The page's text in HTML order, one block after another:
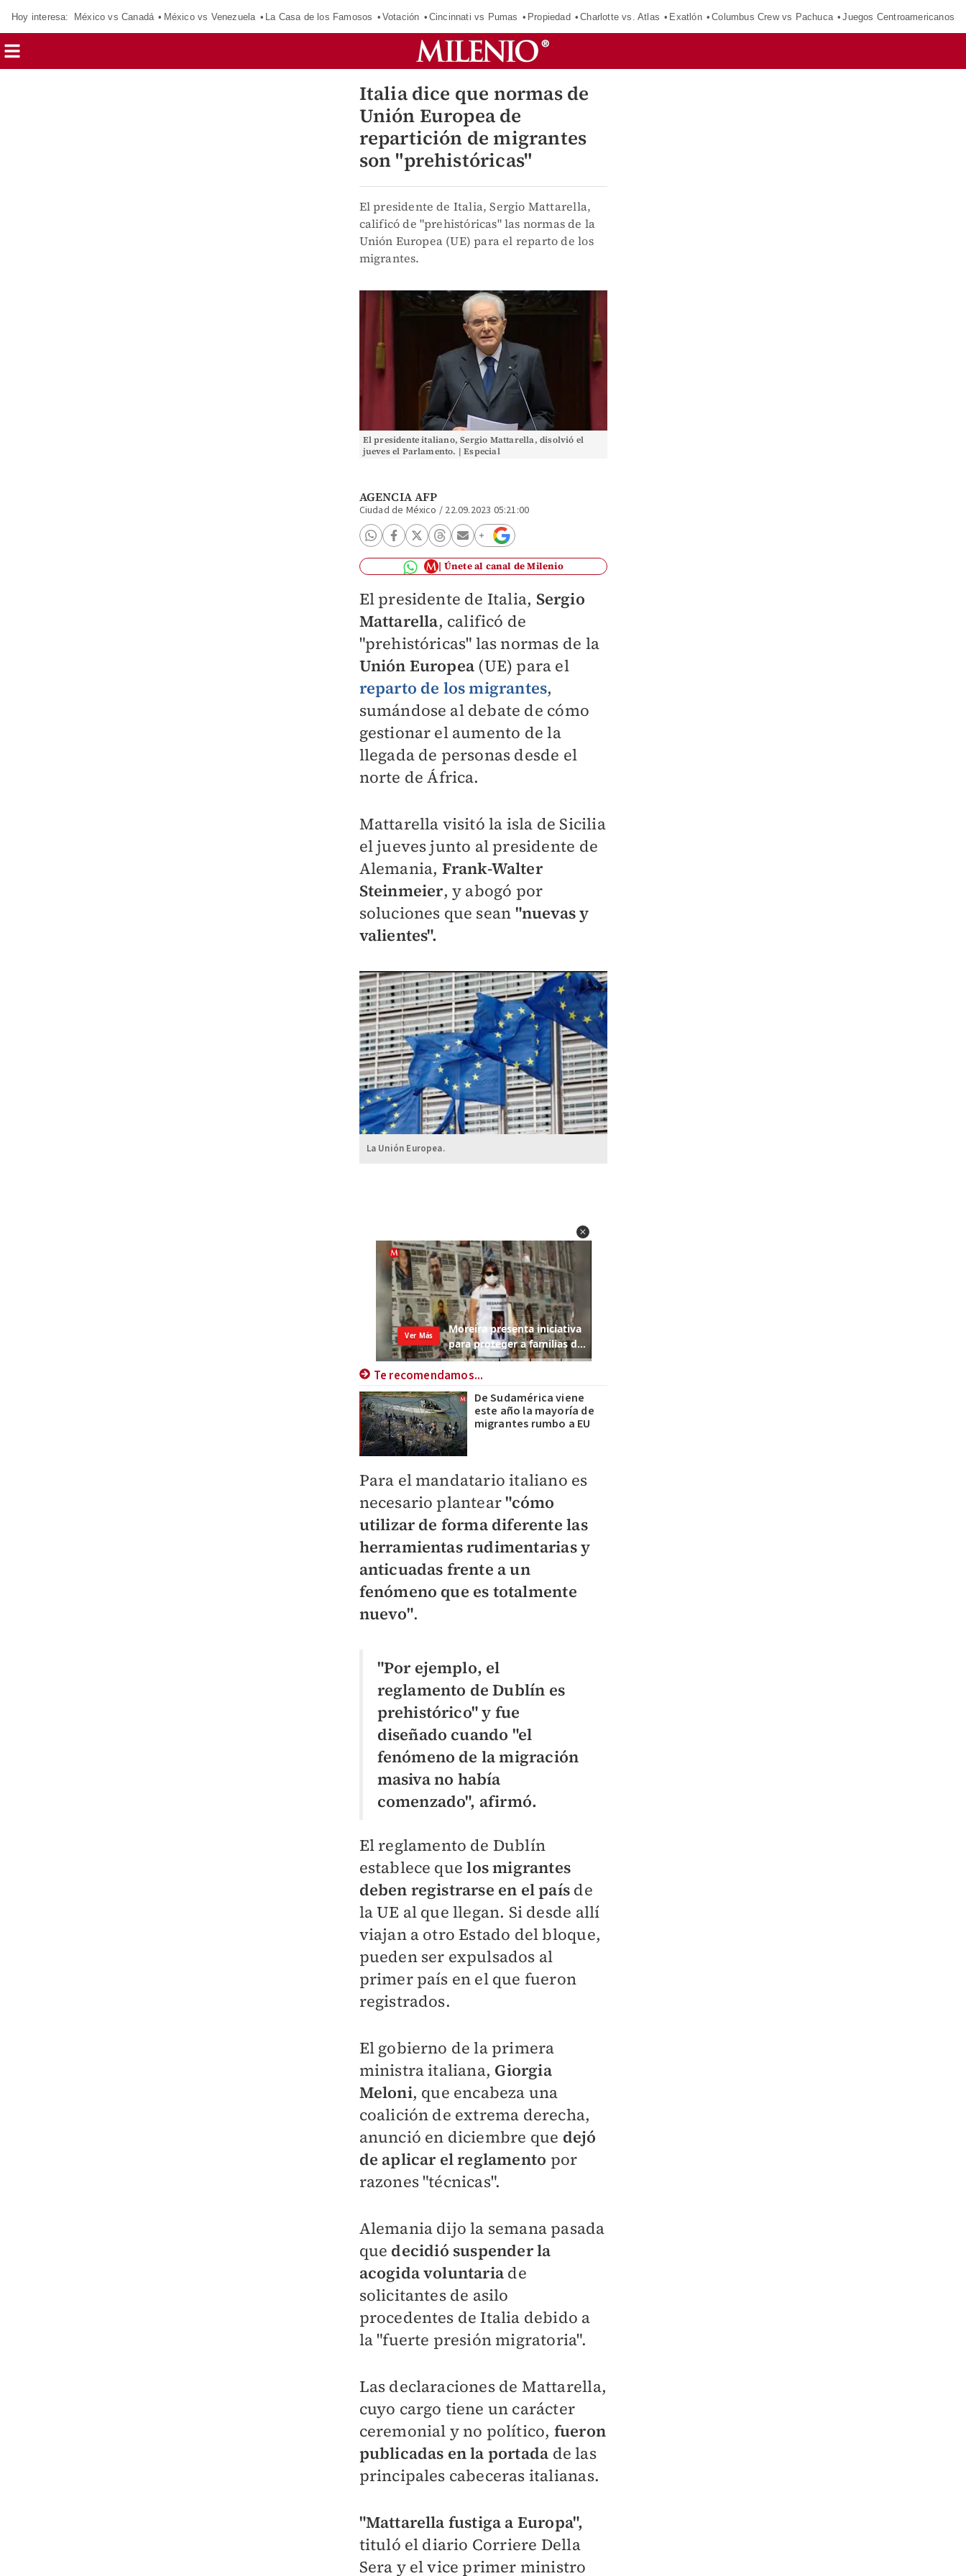
Hoy interesa: México vs Canadá México vs Venezuela La Casa de los Famosos Votación Cincinnati vs Pumas Propiedad Charlotte vs. Atlas Exatlón Columbus Crew vs Pachuca Juegos Centroamericanos
Italia dice que normas de
Unión Europea de
repartición de migrantes
son "prehistóricas"
El presidente de Italia, Sergio Mattarella,
calificó de "prehistóricas" las normas de la
Unión Europea (UE) para el reparto de los
migrantes.
El presidente italiano, Sergio Mattarella, disolvió el
jueves el Parlamento. | Especial
AGENCIA AFP
Ciudad de México / 22.09.2023 05:21:00
Únete al canal de Milenio
El presidente de Italia, Sergio
Mattarella, calificó de
"prehistóricas" las normas de la
Unión Europea (UE) para el
reparto de los migrantes,
sumándose al debate de cómo
gestionar el aumento de la
llegada de personas desde el
norte de África.
Mattarella visitó la isla de Sicilia
el jueves junto al presidente de
Alemania, Frank-Walter
Steinmeier, y abogó por
soluciones que sean "nuevas y
valientes".
La Unión Europea.
Te recomendamos...
De Sudamérica viene
este año la mayoría de
migrantes rumbo a EU
Para el mandatario italiano es
necesario plantear"cómo
utilizar de forma diferente las
herramientas rudimentarias y
anticuadas frente a un
fenómeno que es totalmente
nuevo".
"Por ejemplo, el
reglamento de Dublín es
prehistórico" y fue
diseñado cuando "el
fenómeno de la migración
masiva no había
comenzado", afirmó.
El reglamento de Dublín
establece quelos migrantes
deben registrarse en el país de
la UE al que llegan. Si desde allí
viajan a otro Estado del bloque,
pueden ser expulsados al
primer país en el que fueron
registrados.
El gobierno de la primera
ministra italiana, Giorgia
Meloni, que encabeza una
coalición de extrema derecha,
anunció en diciembre que dejó
de aplicar el reglamento por
razones "técnicas".
Alemania dijo la semana pasada
que decidió suspender la
acogida voluntaria de
solicitantes de asilo
procedentes de Italia debido a
la "fuerte presión migratoria".
Las declaraciones de Mattarella,
cuyo cargo tiene un carácter
ceremonial y no político, fueron
publicadas en la portada de las
principales cabeceras italianas.
"Mattarella fustiga a Europa",
tituló el diario Corriere Della
Sera y el vice primer ministro